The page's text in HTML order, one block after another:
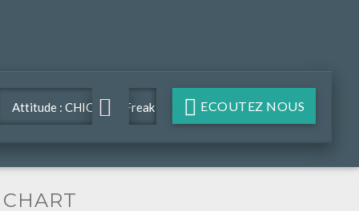
Attitude : CHIC - ?Le Freak
(Edit)
ECOUTEZ NOUS
CHART